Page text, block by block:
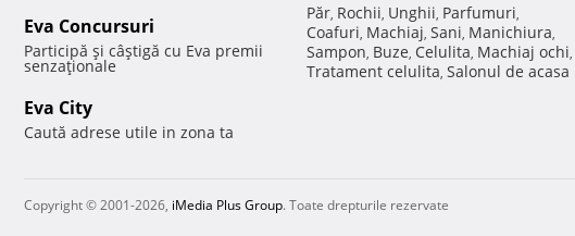
Eva Concursuri
Participă şi câştigă cu Eva premii
senzaţionale
Eva City
Caută adrese utile in zona ta
Păr, Rochii, Unghii, Parfumuri,
Coafuri, Machiaj, Sani, Manichiura,
Sampon, Buze, Celulita, Machiaj ochi,
Tratament celulita, Salonul de acasa
Copyright © 2001-2026, iMedia Plus Group. Toate drepturile rezervate